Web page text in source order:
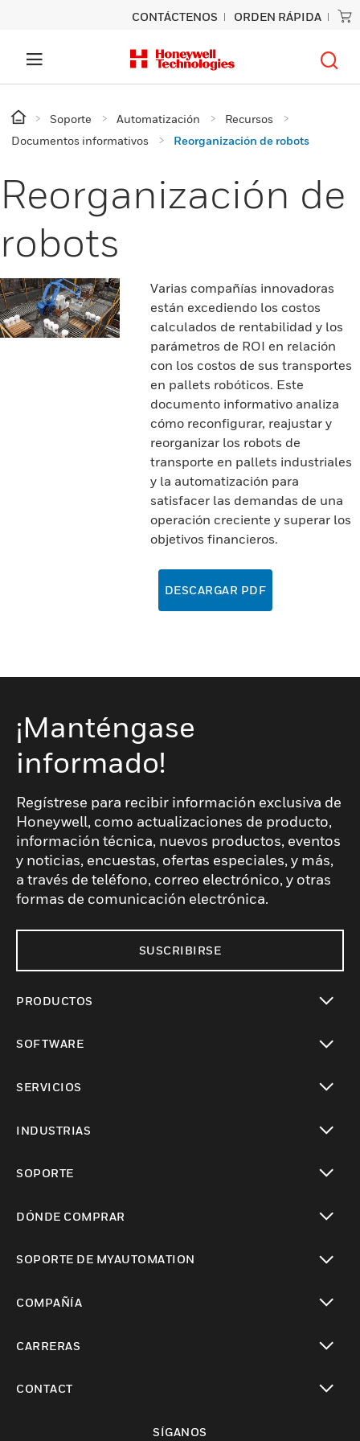
CONTÁCTENOS ORDEN RÁPIDA
Soporte Automatización
Recursos
Documentos informativos
Reorganización de robots
Reorganización de
robots
Varias compañías innovadoras
están excediendo los costos
calculados de rentabilidad y los
parámetros de ROI en relación
con los costos de sus transportes
en pallets robóticos. Este
documento informativo analiza
cómo reconfigurar, reajustar y
reorganizar los robots de
transporte en pallets industriales
y la automatización para
satisfacer las demandas de una
operación creciente y superar los
objetivos financieros.
DESCARGAR PDF
¡Manténgase
informado!
Regístrese para recibir información exclusiva de
Honeywell, como actualizaciones de producto,
información técnica, nuevos productos, eventos
y noticias, encuestas, ofertas especiales, y más,
a través de teléfono, correo electrónico, y otras
formas de comunicación electrónica.
SUSCRIBIRSE
PRODUCTOS
SOFTWARE
SERVICIOS
INDUSTRIAS
SOPORTE
DÓNDE COMPRAR
SOPORTE DE MYAUTOMATION
COMPAÑÍA
CARRERAS
CONTACT
SÍGANOS